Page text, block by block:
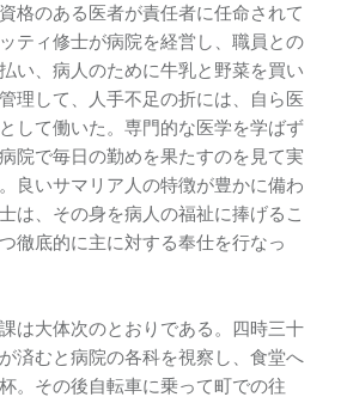
格のある医者が責任者に任命されて
ティ修士が病院を経営し、職員との
い、病人のために牛乳と野菜を買い
理して、人手不足の折には、自ら医
して働いた。専門的な医学を学ばず
院で毎日の勤めを果たすのを見て実
良いサマリア人の特徴が豊かに備わ
は、その身を病人の福祉に捧げるこ
徹底的に主に対する奉仕を行なっ
は大体次のとおりである。四時三十
済むと病院の各科を視察し、食堂へ
。その後自転車に乗って町での往